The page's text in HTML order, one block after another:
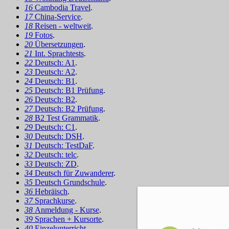
16 Cambodia Travel.
17China-Service.
18 Reisen - weltweit.
19 Fotos.
20 Übersetzungen.
21 Int. Sprachtests.
22 Deutsch: A1 .
23 Deutsch: A2.
24 Deutsch: B1 .
25 Deutsch: B1 Prüfung.
26 Deutsch: B2.
27Deutsch: B2 Prüfung.
28 B2 Test Grammatik.
29 Deutsch: C1 .
30 Deutsch: DSH.
31 Deutsch: TestDaF.
32 Deutsch: telc.
33 Deutsch: ZD.
34 Deutsch für Zuwanderer.
35 Deutsch Grundschule.
36 Hebräisch.
37 Sprachkurse.
38 Anmeldung - Kurse.
39 Sprachen + Kursorte.